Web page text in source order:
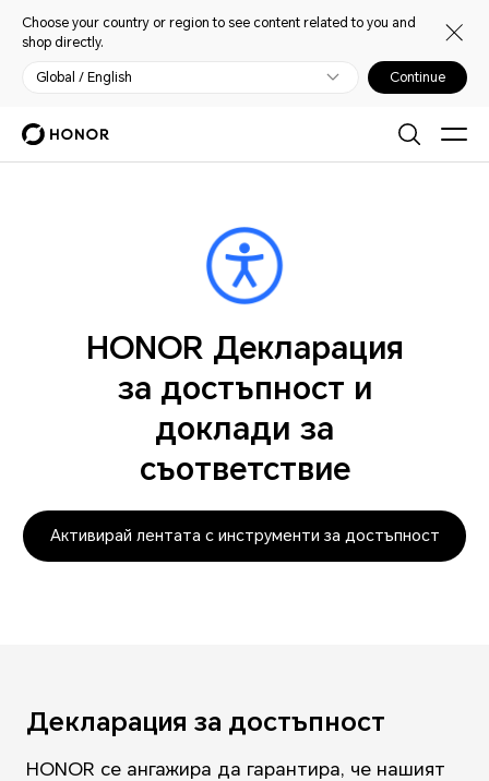
Choose your country or region to see content related to you and
shop directly.
Global / English Continue
HONOR Декларация
за достъпност и
доклади за
съответствие
Активирай лентата с инструменти за достъпност
Декларация за достъпност
HONOR се ангажира да гарантира, че нашият